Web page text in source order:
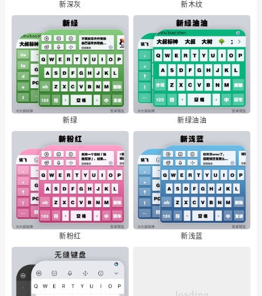
新深灰 新木纹
新绿 新绿油油
新粉红 新浅蓝